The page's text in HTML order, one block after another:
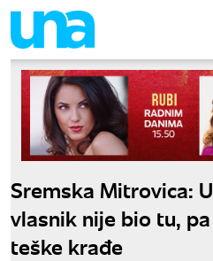
Sremska Mitrovica:
vlasnik nije bio tu,
teške krađe